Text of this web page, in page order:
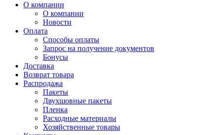
О компании
О компании
Новости
Оплата
Способы оплаты
Запрос на получение документов
Бонусы
Доставка
Возврат товара
Распродажа
Пакеты
Двухшовные пакеты
Пленка
Расходные материалы
Хозяйственные товары